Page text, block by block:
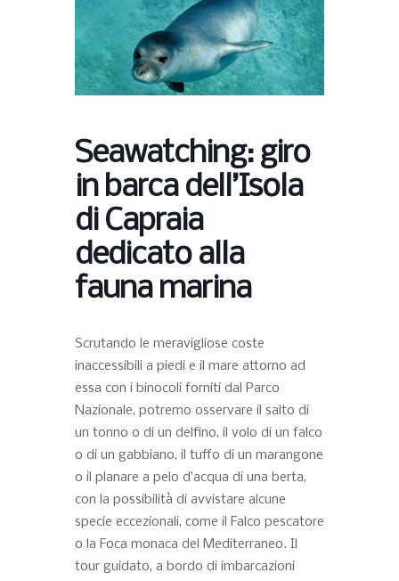
Seawatching: giro
in barca dell’Isola
di Capraia
dedicato alla
fauna marina
Scrutando le meravigliose coste
inaccessibili a piedi e il mare attorno ad
essa con i binocoli forniti dal Parco
Nazionale, potremo osservare il salto di
un tonno o di un delfino, il volo di un falco
o di un gabbiano, il tuffo di un marangone
o il planare a pelo d’acqua di una berta,
con la possibilità di avvistare alcune
specie eccezionali, come il Falco pescatore
o la Foca monaca del Mediterraneo. Il
tour guidato, a bordo di imbarcazioni